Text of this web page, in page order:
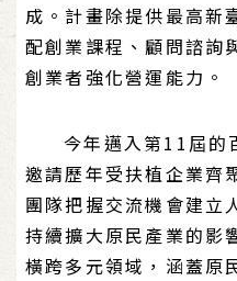
成。計畫除提供最高新
配創業課程、顧問諮詢
創業者強化營運能力。
今年邁入第11屆的
邀請歷年受扶植企業齊
團隊把握交流機會建立
持續擴大原民產業的影
橫跨多元領域，涵蓋原